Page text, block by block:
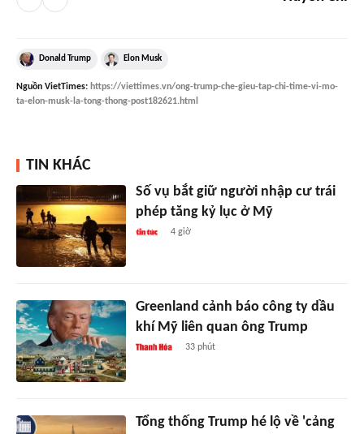
Donald Trump Elon Musk
Nguồn VietTimes: https://viettimes.vn/ong-trump-che-gieu-tap-chi-time-vi-mo-
ta-elon-musk-la-tong-thong-post182621.html
TIN KHÁC
Số vụ bắt giữ người nhập cư trái
phép tăng kỷ lục ở Mỹ
4 giờ
Greenland cảnh báo công ty dầu
khí Mỹ liên quan ông Trump
33 phút
Tổng thống Trump hé lộ về 'cảng